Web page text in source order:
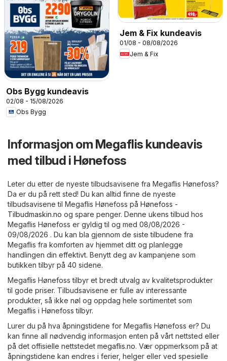
Obs Bygg kundeavis
02/08 - 15/08/2026
Obs Bygg
Jem & Fix kundeavis
01/08 - 08/08/2026
Jem & Fix
Informasjon om Megaflis kundeavis
med tilbud i Hønefoss
Leter du etter de nyeste tilbudsavisene fra Megaflis Hønefoss?
Da er du på rett sted! Du kan alltid finne de nyeste
tilbudsavisene til Megaflis Hønefoss på Hønefoss -
Tilbudmaskin.no og spare penger. Denne ukens tilbud hos
Megaflis Hønefoss er gyldig til og med 08/08/2026 -
09/08/2026 . Du kan bla gjennom de siste tilbudene fra
Megaflis fra komforten av hjemmet ditt og planlegge
handlingen din effektivt. Benytt deg av kampanjene som
butikken tilbyr på 40 sidene.
Megaflis Hønefoss tilbyr et bredt utvalg av kvalitetsprodukter
til gode priser. Tilbudsavisene er fulle av interessante
produkter, så ikke nøl og oppdag hele sortimentet som
Megaflis i Hønefoss tilbyr.
Lurer du på hva åpningstidene for Megaflis Hønefoss er? Du
kan finne all nødvendig informasjon enten på vårt nettsted eller
på det offisielle nettstedet megaflis.no. Vær oppmerksom på at
åpningstidene kan endres i ferier, helger eller ved spesielle